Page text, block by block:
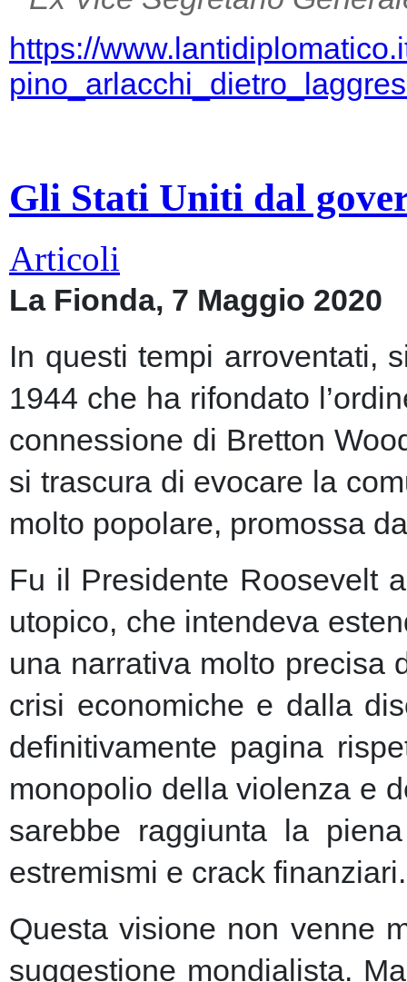
https://
Gli Stati Uniti dal
Articoli
La Fionda, 7 Maggio 2020
In questi tempi arroventati,
1944 che ha rifondato
connessione di Bretton
si trascura di evocare la
molto popolare, promossa
Fu il Presidente Roosevelt
utopico, che intendeva
una narrativa molto precisa
crisi economiche e dalla
definitivamente pagina
monopolio della violenza e
sarebbe raggiunta la
estremismi e crack finanziari.
Questa visione non venne
suggestione mondialista.